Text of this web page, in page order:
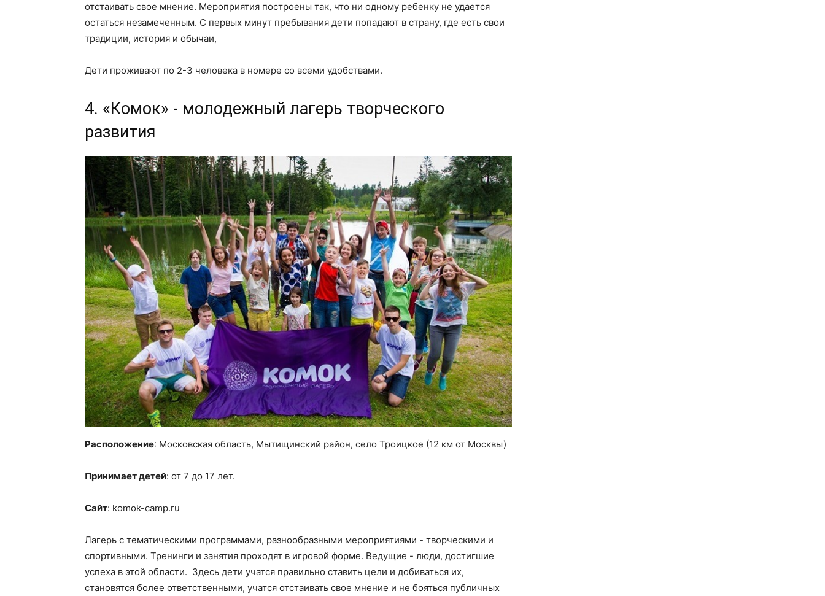
отстаивать свое мнение. Мероприятия построены так, что ни одному ребенку не удается
остаться незамеченным. С первых минут пребывания дети попадают в страну, где есть свои
традиции, история и обычаи,
Дети проживают по 2-3 человека в номере со всеми удобствами.
4. «Комок» - молодежный лагерь творческого
развития
Расположение: Московская область, Мытищинский район, село Троицкое (12 км от Москвы)
Принимает детей: от 7 до 17 лет.
Сайт: komok-camp.ru
Лагерь с тематическими программами, разнообразными мероприятиями - творческими и
спортивными. Тренинги и занятия проходят в игровой форме. Ведущие - люди, достигшие
успеха в этой области. Здесь дети учатся правильно ставить цели и добиваться их,
становятся более ответственными, учатся отстаивать свое мнение и не бояться публичных